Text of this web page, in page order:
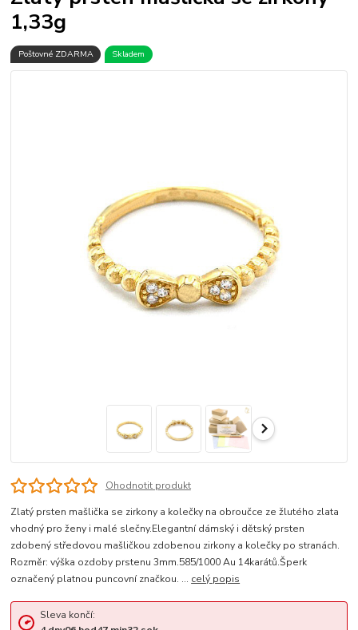
1,33g
Poštovné ZDARMA Skladem
Ohodnotit produkt
Zlatý prsten mašlička se zirkony a kolečky na obroučce ze žlutého zlata
vhodný pro ženy i malé slečny.Elegantní dámský i dětský prsten
zdobený středovou mašličkou zdobenou zirkony a kolečky po stranách.
Rozměr: výška ozdoby prstenu 3mm.585/1000 Au 14karátů.Šperk
označený platnou puncovní značkou. ... celý popis
Sleva končí: